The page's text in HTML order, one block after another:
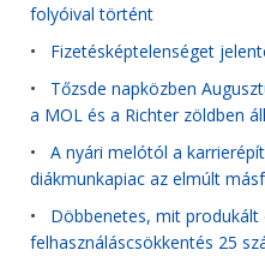
folyóival történt
• Fizetésképtelenséget
• Tőzsde napközben
a MOL és a Richter zöldben áll
• A nyári melótól a
diákmunkapiac az elmúlt
• Döbbenetes, mit produkált
felhasználáscsökkentés 25